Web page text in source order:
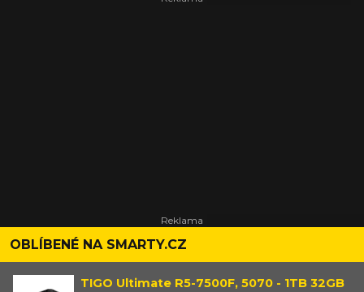
OBLÍBENÉ NA SMARTY.CZ
TIGO Ultimate R5-7500F, 5070 - 1TB 32GB